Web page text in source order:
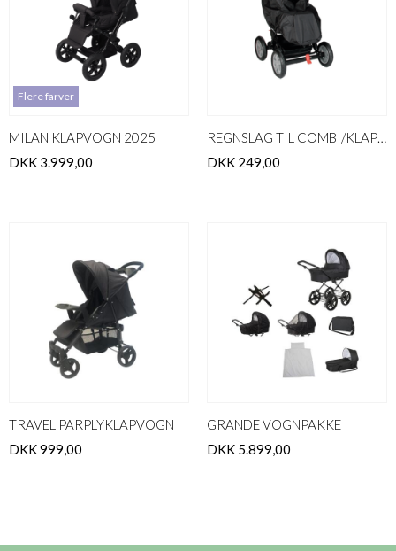
Flere farver
MILAN KLAPVOGN 2025
DKK 3.999,00
REGNSLAG TIL COMBI/KLAPVOGN
DKK 249,00
TRAVEL PARPLYKLAPVOGN
DKK 999,00
GRANDE VOGNPAKKE
DKK 5.899,00